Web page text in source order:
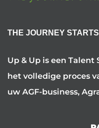
THE JOURNEY
Up & Up is een
het volledige proces
uw AGF-business,